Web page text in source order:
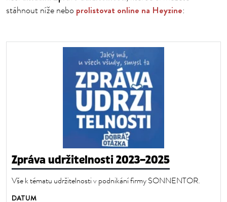
stáhnout níže nebo prolistovat online na Heyzine:
Zpráva udržitelnosti 2023–2025
Vše k tématu udržitelnosti v podnikání firmy SONNENTOR.
DATUM